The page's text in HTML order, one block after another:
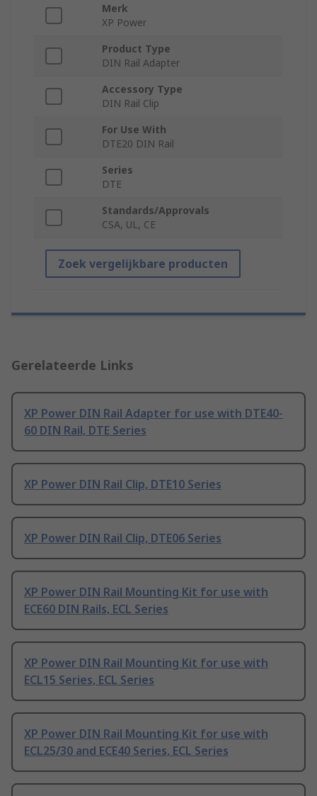
Merk
XP Power
Product Type
DIN Rail Adapter
Accessory Type
DIN Rail Clip
For Use With
DTE20 DIN Rail
Series
DTE
Standards/Approvals
CSA, UL, CE
Zoek vergelijkbare producten
Gerelateerde Links
XP Power DIN Rail Adapter for use with DTE40-
60 DIN Rail, DTE Series
XP Power DIN Rail Clip, DTE10 Series
XP Power DIN Rail Clip, DTE06 Series
XP Power DIN Rail Mounting Kit for use with
ECE60 DIN Rails, ECL Series
XP Power DIN Rail Mounting Kit for use with
ECL15 Series, ECL Series
XP Power DIN Rail Mounting Kit for use with
ECL25/30 and ECE40 Series, ECL Series